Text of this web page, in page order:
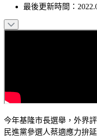
民進黨參選人蔡適應力拚
前林智堅論文案，負面聲